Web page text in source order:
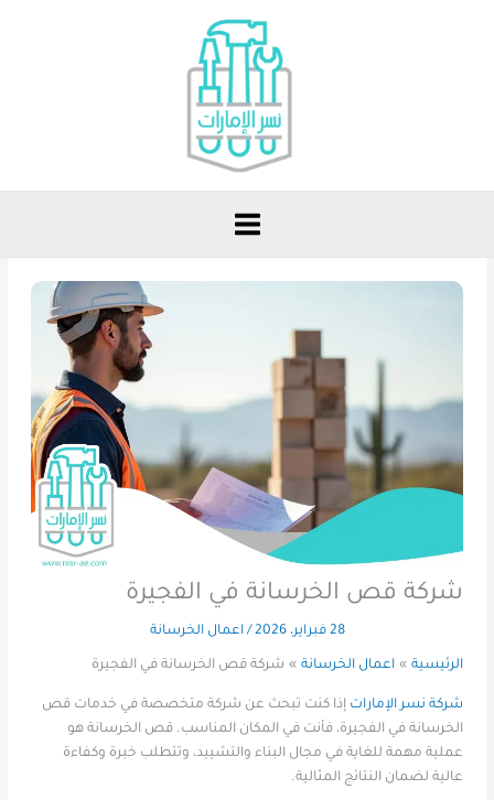
شركة قص الخرسانة في الفجيرة
28 فبراير، 2026 /اعمال الخرسانة
الرئيسية اعمال الخرسانة شركة قص الخرسانة في الفجيرة
شركة نسر الإمارات إذا كنت تبحث عن شركة متخصصة في خدمات قص
الخرسانة في الفجيرة، فأنت في المكان المناسب. قص الخرسانة هو
عملية مهمة للغاية في مجال البناء والتشييد، وتتطلب خبرة وكفاءة
عالية لضمان النتائج المثالية.